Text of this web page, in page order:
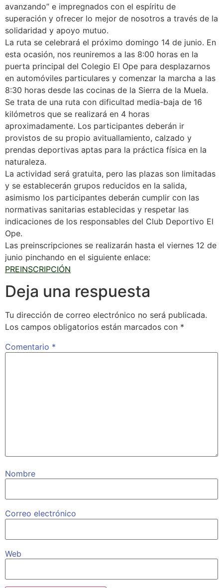
avanzando” e impregnados con el espíritu de
superación y ofrecer lo mejor de nosotros a través de la
solidaridad y apoyo mutuo.
La ruta se celebrará el próximo domingo 14 de junio. En
esta ocasión, nos reuniremos a las 8:00 horas en la
puerta principal del Colegio El Ope para desplazarnos
en automóviles particulares y comenzar la marcha a las
8:30 horas desde las cocinas de la Sierra de la Muela.
Se trata de una ruta con dificultad media-baja de 16
kilómetros que se realizará en 4 horas
aproximadamente. Los participantes deberán ir
provistos de su propio avituallamiento, calzado y
prendas deportivas aptas para la práctica física en la
naturaleza.
La actividad será gratuita, pero las plazas son limitadas
y se establecerán grupos reducidos en la salida,
asimismo los participantes deberán cumplir con las
normativas sanitarias establecidas y respetar las
indicaciones de los responsables del Club Deportivo El
Ope.
Las preinscripciones se realizarán hasta el viernes 12 de
junio pinchando en el siguiente enlace:
PREINSCRIPCIÓN
Deja una respuesta
Tu dirección de correo electrónico no será publicada.
Los campos obligatorios están marcados con *
Comentario *
Nombre
Correo electrónico
Web